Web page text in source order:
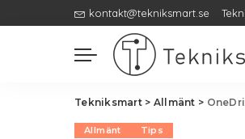
kontakt@tekniksmart.se
Tekniksmart> Allmänt >
Allmänt Tips